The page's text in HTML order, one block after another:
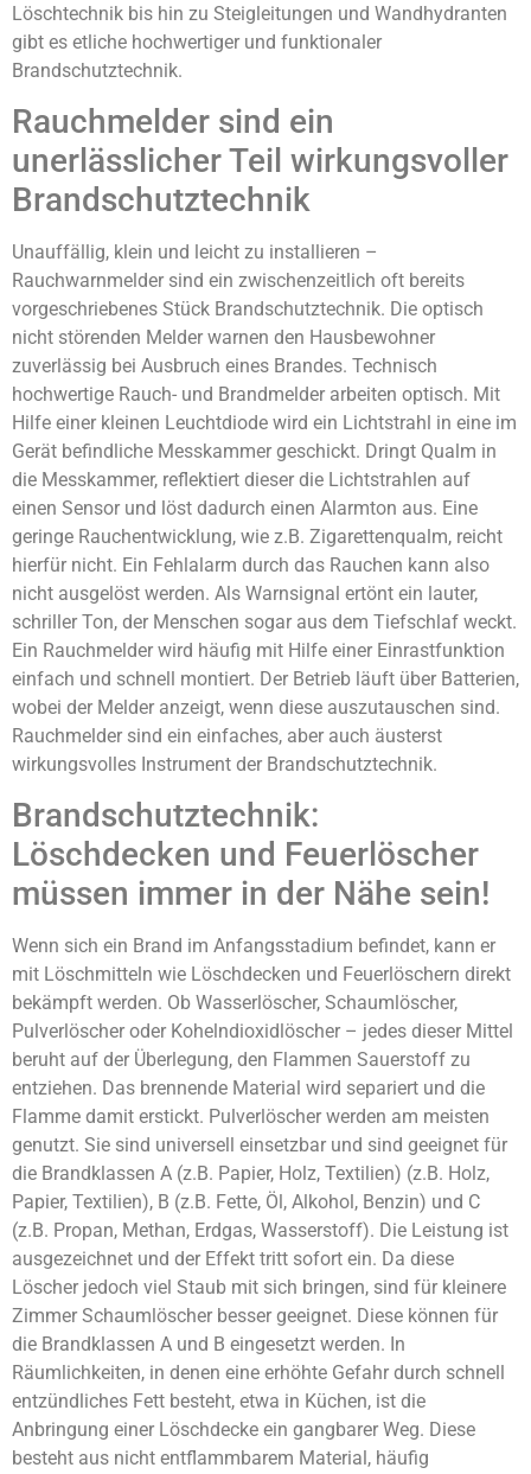
Löschtechnik bis hin zu Steigleitungen und Wandhydranten
gibt es etliche hochwertiger und funktionaler
Brandschutztechnik.
Rauchmelder sind ein
unerlässlicher Teil wirkungsvoller
Brandschutztechnik
Unauffällig, klein und leicht zu installieren –
Rauchwarnmelder sind ein zwischenzeitlich oft bereits
vorgeschriebenes Stück Brandschutztechnik. Die optisch
nicht störenden Melder warnen den Hausbewohner
zuverlässig bei Ausbruch eines Brandes. Technisch
hochwertige Rauch- und Brandmelder arbeiten optisch. Mit
Hilfe einer kleinen Leuchtdiode wird ein Lichtstrahl in eine im
Gerät befindliche Messkammer geschickt. Dringt Qualm in
die Messkammer, reflektiert dieser die Lichtstrahlen auf
einen Sensor und löst dadurch einen Alarmton aus. Eine
geringe Rauchentwicklung, wie z.B. Zigarettenqualm, reicht
hierfür nicht. Ein Fehlalarm durch das Rauchen kann also
nicht ausgelöst werden. Als Warnsignal ertönt ein lauter,
schriller Ton, der Menschen sogar aus dem Tiefschlaf weckt.
Ein Rauchmelder wird häufig mit Hilfe einer Einrastfunktion
einfach und schnell montiert. Der Betrieb läuft über Batterien,
wobei der Melder anzeigt, wenn diese auszutauschen sind.
Rauchmelder sind ein einfaches, aber auch äusterst
wirkungsvolles Instrument der Brandschutztechnik.
Brandschutztechnik:
Löschdecken und Feuerlöscher
müssen immer in der Nähe sein!
Wenn sich ein Brand im Anfangsstadium befindet, kann er
mit Löschmitteln wie Löschdecken und Feuerlöschern direkt
bekämpft werden. Ob Wasserlöscher, Schaumlöscher,
Pulverlöscher oder Kohelndioxidlöscher – jedes dieser Mittel
beruht auf der Überlegung, den Flammen Sauerstoff zu
entziehen. Das brennende Material wird separiert und die
Flamme damit erstickt. Pulverlöscher werden am meisten
genutzt. Sie sind universell einsetzbar und sind geeignet für
die Brandklassen A (z.B. Papier, Holz, Textilien) (z.B. Holz,
Papier, Textilien), B (z.B. Fette, Öl, Alkohol, Benzin) und C
(z.B. Propan, Methan, Erdgas, Wasserstoff). Die Leistung ist
ausgezeichnet und der Effekt tritt sofort ein. Da diese
Löscher jedoch viel Staub mit sich bringen, sind für kleinere
Zimmer Schaumlöscher besser geeignet. Diese können für
die Brandklassen A und B eingesetzt werden. In
Räumlichkeiten, in denen eine erhöhte Gefahr durch schnell
entzündliches Fett besteht, etwa in Küchen, ist die
Anbringung einer Löschdecke ein gangbarer Weg. Diese
besteht aus nicht entflammbarem Material, häufig